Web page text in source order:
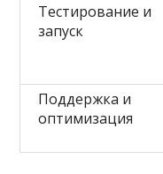
Тестирование и
запуск
Поддержка и
оптимизация